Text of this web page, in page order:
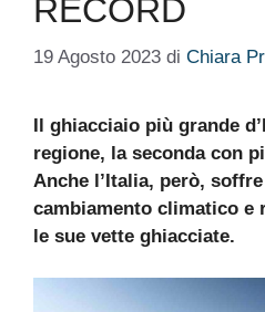
RECORD
19 Agosto 2023 di Chiara
Il ghiacciaio più grande
regione, la seconda con
Anche l’Italia, però,
cambiamento climatico e
le sue vette ghiacciate.